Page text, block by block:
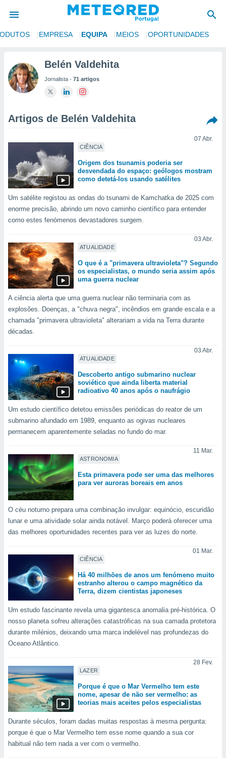
da
foi
fornecidas
e
forma
digital
ou
permite-
a nossa
de alta
a
todos os
ou
o
como
lhe
e
com
Pode
e
cookies
parte
a
cookies,
a
site
caso,
de que
CONTINUAR
CONFIGURAÇÕES
EMPRESA EQUIPA MEIOS OPORTUNIDADES
Belén Valdehita
Jornalista - 71 artigos
Artigos de Belén Valdehita
CIÊNCIA
07 Abr.
Origem dos tsunamis poderia ser
desvendada do espaço: geólogos mostram
como detetá-los usando satélites
Um satélite registou as ondas do tsunami de Kamchatka de 2025 com
enorme precisão, abrindo um novo caminho científico para entender
como estes fenómenos devastadores surgem.
ATUALIDADE
03 Abr.
O que é a "primavera ultravioleta"? Segundo
os especialistas, o mundo seria assim após
uma guerra nuclear
A ciência alerta que uma guerra nuclear não terminaria com as
explosões. Doenças, a "chuva negra", incêndios em grande escala e a
chamada "primavera ultravioleta" alterariam a vida na Terra durante
décadas.
ATUALIDADE
03 Abr.
Descoberto antigo submarino nuclear
soviético que ainda liberta material
radioativo 40 anos após o naufrágio
Um estudo científico detetou emissões periódicas do reator de um
submarino afundado em 1989, enquanto as ogivas nucleares
permanecem aparentemente seladas no fundo do mar.
ASTRONOMIA
11 Mar.
Esta primavera pode ser uma das melhores
para ver auroras boreais em anos
O céu noturno prepara uma combinação invulgar: equinócio, escuridão
lunar e uma atividade solar ainda notável. Março poderá oferecer uma
das melhores oportunidades recentes para ver as luzes do norte.
CIÊNCIA
01 Mar.
Há 40 milhões de anos um fenómeno muito
estranho alterou o campo magnético da
Terra, dizem cientistas japoneses
Um estudo fascinante revela uma gigantesca anomalia pré-histórica. O
nosso planeta sofreu alterações catastróficas na sua camada protetora
durante milénios, deixando uma marca indelével nas profundezas do
Oceano Atlântico.
LAZER
28 Fev.
Porque é que o Mar Vermelho tem este
nome, apesar de não ser vermelho: as
teorias mais aceites pelos especialistas
Durante séculos, foram dadas muitas respostas à mesma pergunta:
porque é que o Mar Vermelho tem esse nome quando a sua cor
habitual não tem nada a ver com o vermelho.